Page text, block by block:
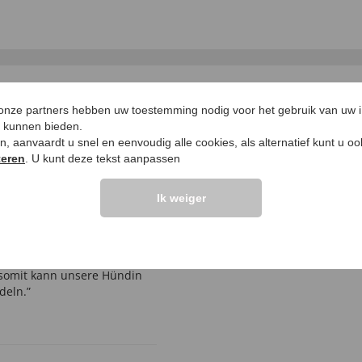
ZEGGEN
>>
kann unsere Hündin
UW
Vraag stellen
partners hebben uw toestemming nodig voor het gebruik van uw
bieden.
aanvaardt u snel en eenvoudig alle cookies, als alternatief kunt u
. U kunt deze tekst aanpassen
Ik weiger